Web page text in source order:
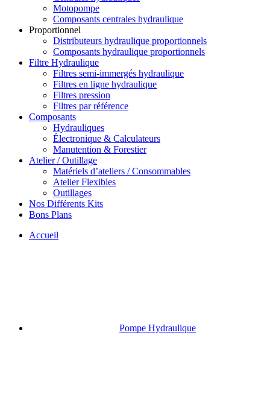
Motopompe
Composants centrales hydraulique
Proportionnel
Distributeurs hydraulique proportionnels
Composants hydraulique proportionnels
Filtre Hydraulique
Filtres semi-immergés hydraulique
Filtres en ligne hydraulique
Filtres pression
Filtres par référence
Composants
Hydrauliques
Électronique & Calculateurs
Manutention & Forestier
Atelier / Outillage
Matériels d’ateliers / Consommables
Atelier Flexibles
Outillages
Nos Différents Kits
Bons Plans
Accueil
Pompe Hydraulique